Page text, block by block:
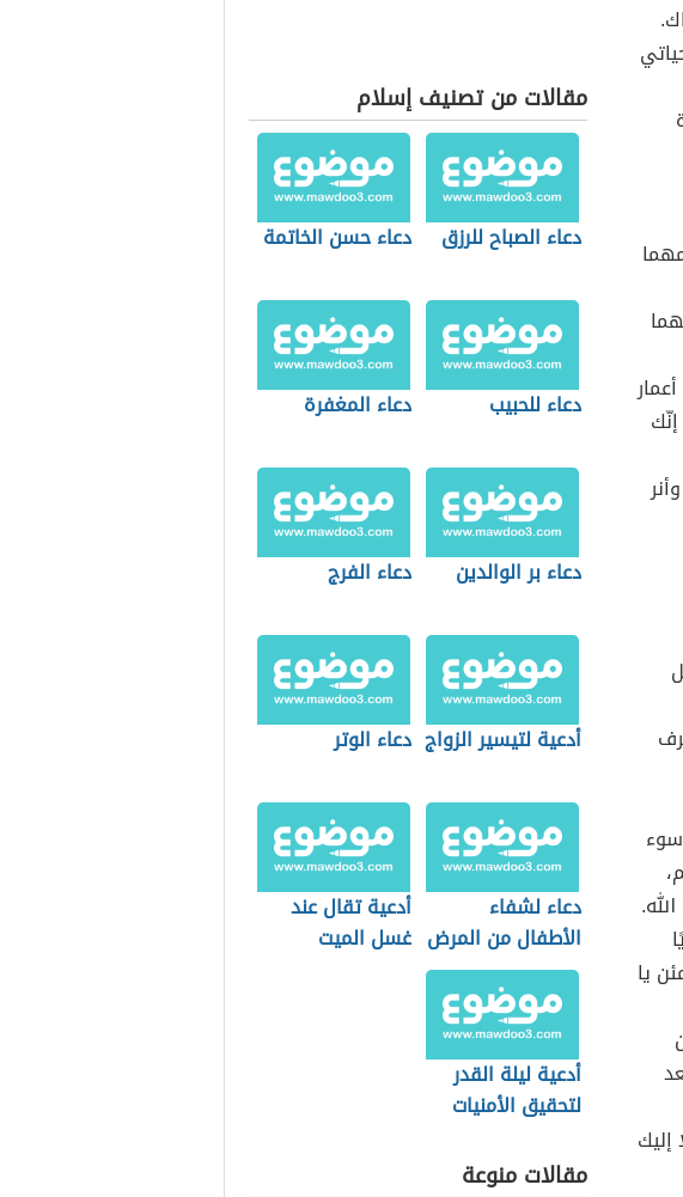
يا
مقالات من تصنيف إسلام
دعاء الصباح للرزق دعاء حسن الخاتمة
دعاء للحبيب دعاء المغفرة
دعاء بر الوالدين دعاء الفرج
أدعية لتيسير الزواج دعاء الوتر
دعاء لشفاء
الأطفال من المرض
أدعية تقال عند
غسل الميت
أدعية ليلة القدر
لتحقيق الأمنيات
مقالات منوعة